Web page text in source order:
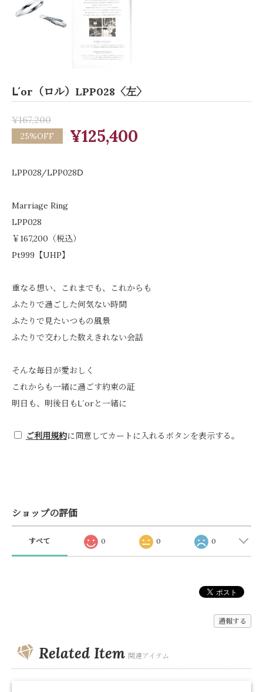
Ⅼ´or（ロル）LPP028〈左〉
¥167,200
25%OFF ¥125,400
LPP028/LPP028Ⅾ
Marriage Ring
LPP028
￥167,200（税込）
Pt999【UHP】
重なる想い、これまでも、これからも
ふたりで過ごした何気ない時間
ふたりで見たいつもの風景
ふたりで交わした数えきれない会話
そんな毎日が愛おしく
これからも一緒に過ごす約束の証
明日も、明後日もⅬ´orと一緒に
ご利用規約に同意してカートに入れるボタンを表示する。
ショップの評価
すべて 0 0 0
通報する
Related Item 関連アイテム